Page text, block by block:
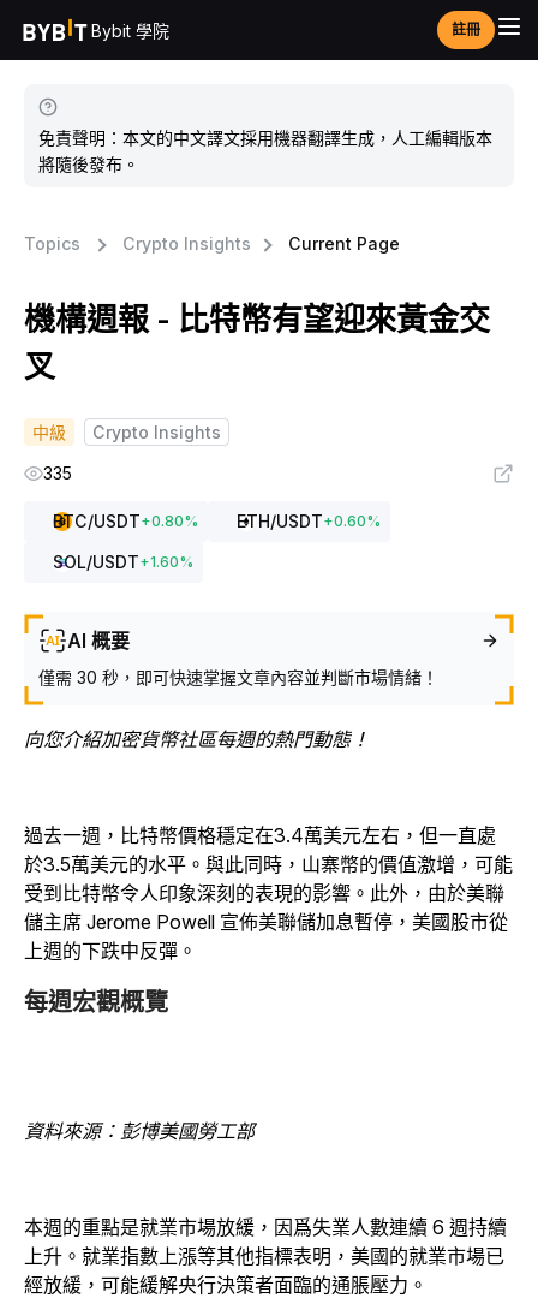
Bybit 學院 註冊
免責聲明：本文的中文譯文採用機器翻譯生成，人工編輯版本
將隨後發布。
Topics Crypto Insights Current Page
機構週報 - 比特幣有望迎來黃金交
叉
中級
Crypto Insights
335
BTC/USDT+0.80% ETH/USDT+0.60%
SOL/USDT+1.60%
AI 概要
僅需 30 秒，即可快速掌握文章內容並判斷市場情緒！
向您介紹加密貨幣社區每週的熱門動態！
過去一週，比特幣價格穩定在3.4萬美元左右，但一直處
於3.5萬美元的水平。與此同時，山寨幣的價值激增，可能
受到比特幣令人印象深刻的表現的影響。此外，由於美聯
儲主席 Jerome Powell 宣佈美聯儲加息暫停，美國股市從
上週的下跌中反彈。
每週宏觀概覽
資料來源：彭博美國勞工部
本週的重點是就業市場放緩，因爲失業人數連續 6 週持續
上升。就業指數上漲等其他指標表明，美國的就業市場已
經放緩，可能緩解央行決策者面臨的通脹壓力。